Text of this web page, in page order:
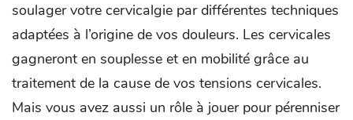
soulager votre cervicalgie par différentes techniques
adaptées à l’origine de vos douleurs. Les cervicales
gagneront en souplesse et en mobilité grâce au
traitement de la cause de vos tensions cervicales.
Mais vous avez aussi un rôle à jouer pour pérenniser